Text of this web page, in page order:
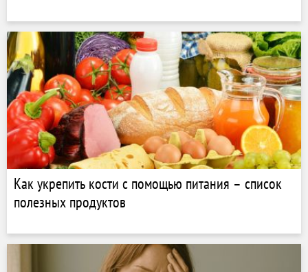
Как укрепить кости с помощью питания – список
полезных продуктов